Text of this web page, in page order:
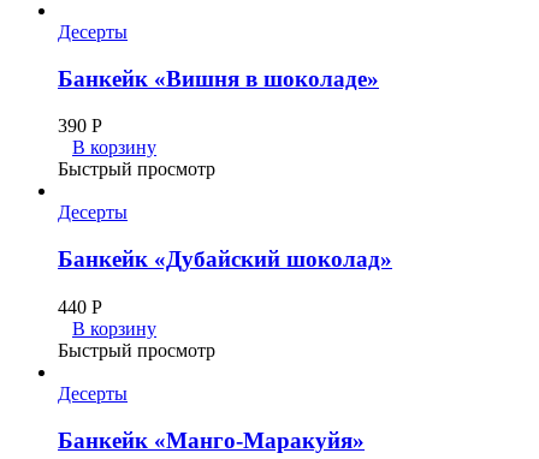
Десерты
Банкейк «Вишня в шоколаде»
390 Р
В корзину
Быстрый просмотр
Десерты
Банкейк «Дубайский шоколад»
440 Р
В корзину
Быстрый просмотр
Десерты
Банкейк «Манго-Маракуйя»